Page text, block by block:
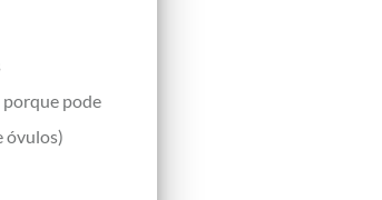
porque pode
óvulos)